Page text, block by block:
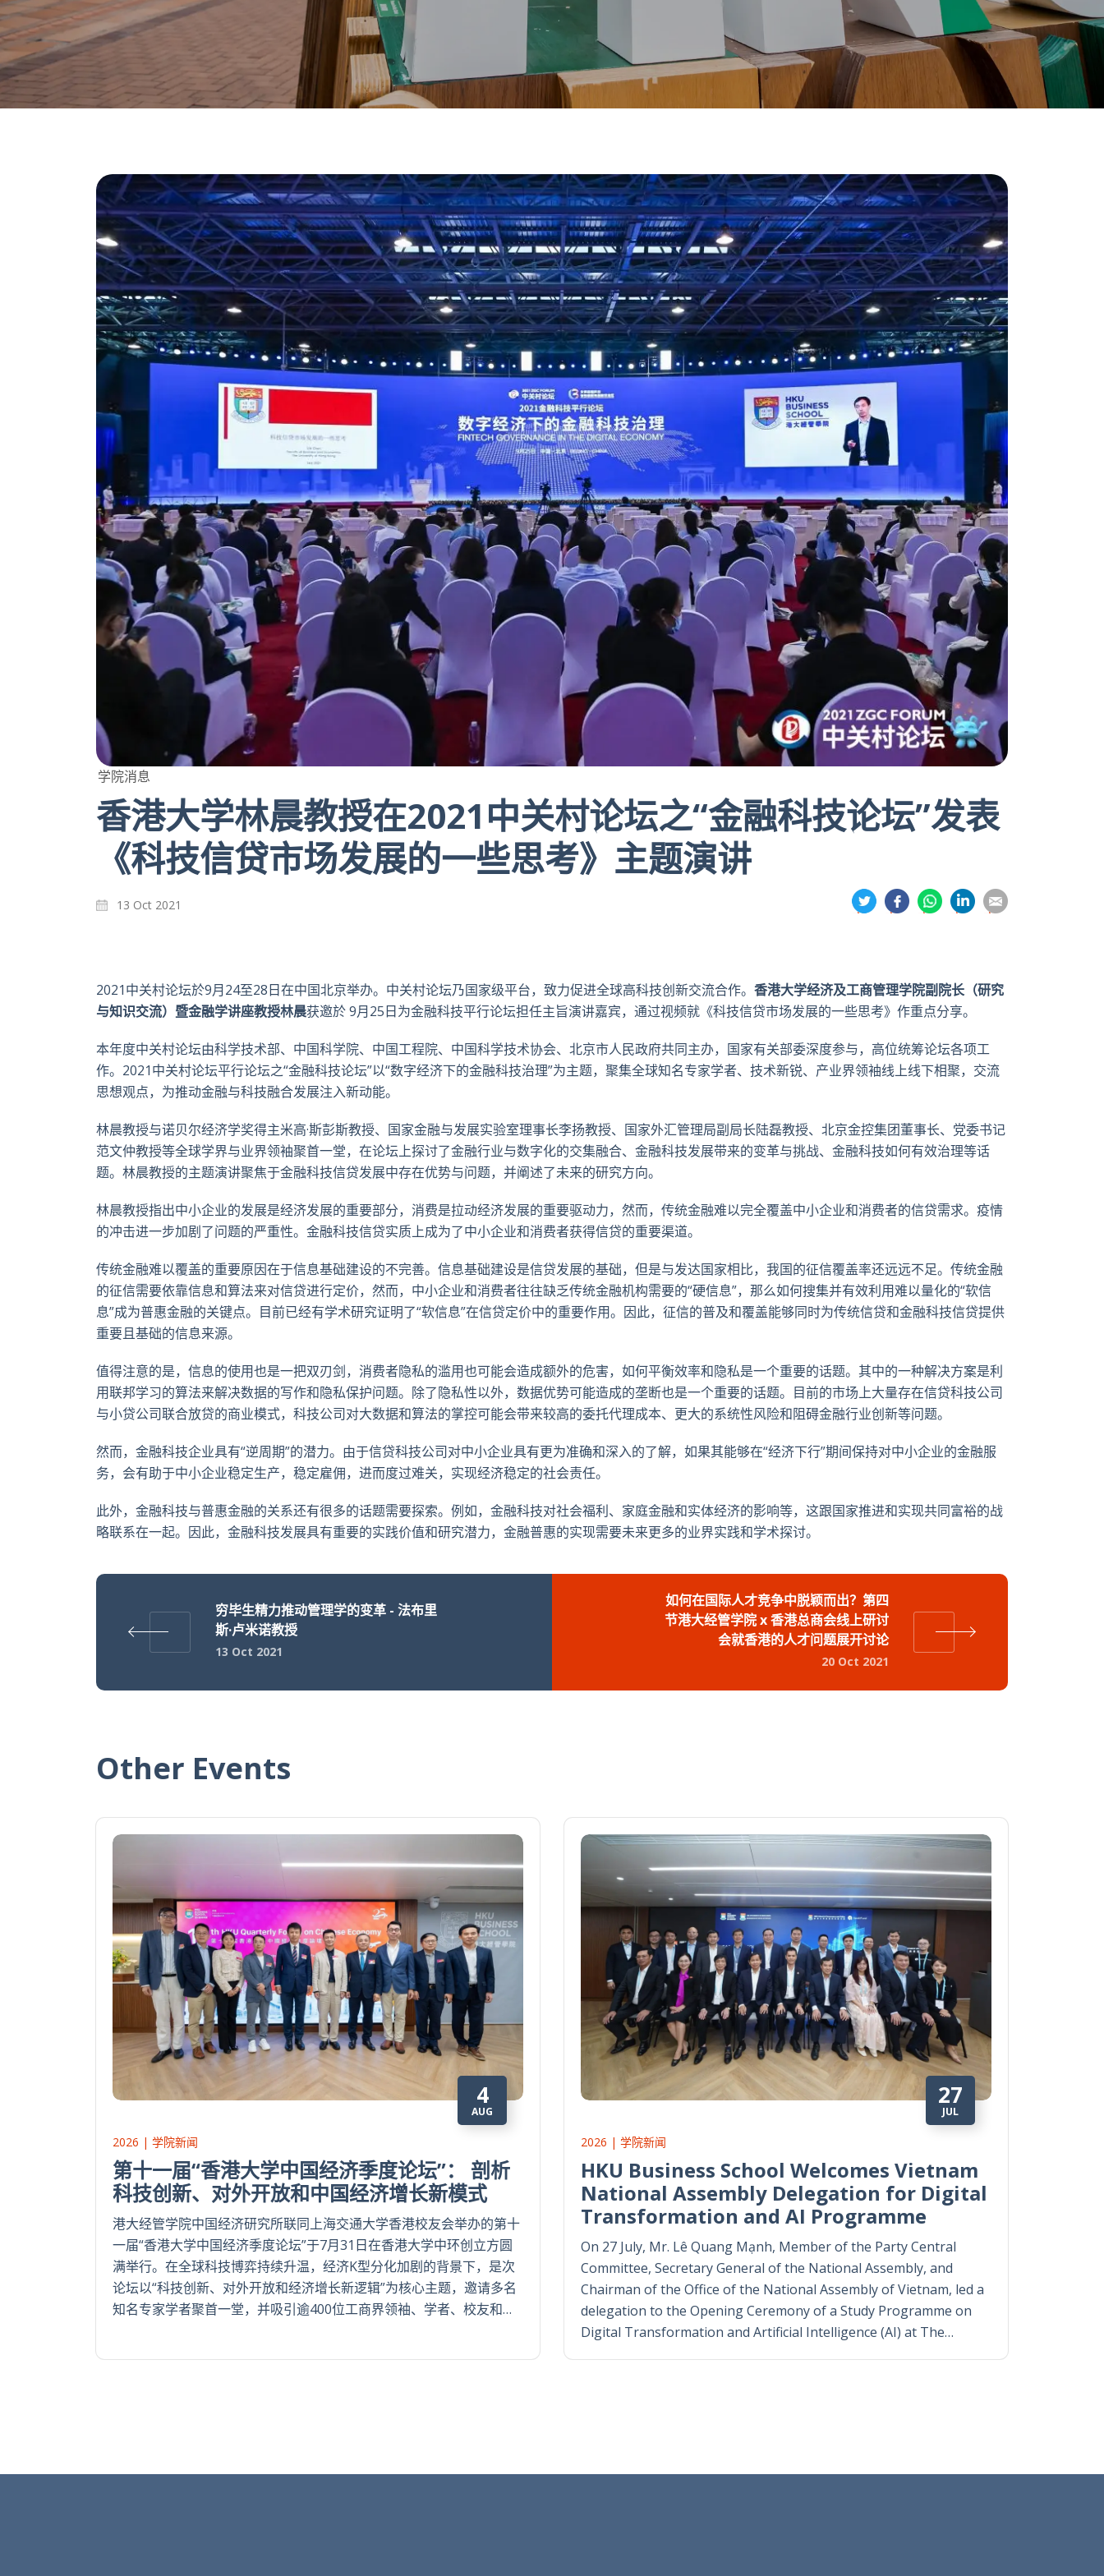
学院消息
香港大学林晨教授在2021中关村论坛之“金融科技论坛”发表
《科技信贷市场发展的一些思考》主题演讲
13 Oct 2021
分
享
分
享
分
享
享
享
2021中关村论坛於9月24至28日在中国北京举办。中关村论坛乃国家级平台，致力促进全球高科技创新交流合作。 香港大学经济及工商管理学院副院长（研究
与知识交流）暨金融学讲座教授林晨获邀於 9月25日为金融科技平行论坛担任主旨演讲嘉宾，通过视频就《科技信贷市场发展的一些思考》作重点分享。
本年度中关村论坛由科学技术部、中国科学院、中国工程院、中国科学技术协会、北京市人民政府共同主办，国家有关部委深度参与，高位统筹论坛各项工
作。2021中关村论坛平行论坛之“金融科技论坛”以“数字经济下的金融科技治理”为主题，聚集全球知名专家学者、技术新锐、产业界领袖线上线下相聚，交流
思想观点，为推动金融与科技融合发展注入新动能。
林晨教授与诺贝尔经济学奖得主米高·斯彭斯教授、国家金融与发展实验室理事长李扬教授、国家外汇管理局副局长陆磊教授、北京金控集团董事长、党委书记
范文仲教授等全球学界与业界领袖聚首一堂，在论坛上探讨了金融行业与数字化的交集融合、金融科技发展带来的变革与挑战、金融科技如何有效治理等话
题。林晨教授的主题演讲聚焦于金融科技信贷发展中存在优势与问题，并阐述了未来的研究方向。
林晨教授指出中小企业的发展是经济发展的重要部分，消费是拉动经济发展的重要驱动力，然而，传统金融难以完全覆盖中小企业和消费者的信贷需求。疫情
的冲击进一步加剧了问题的严重性。金融科技信贷实质上成为了中小企业和消费者获得信贷的重要渠道。
传统金融难以覆盖的重要原因在于信息基础建设的不完善。信息基础建设是信贷发展的基础，但是与发达国家相比，我国的征信覆盖率还远远不足。传统金融
的征信需要依靠信息和算法来对信贷进行定价，然而，中小企业和消费者往往缺乏传统金融机构需要的“硬信息”，那么如何搜集并有效利用难以量化的“软信
息”成为普惠金融的关键点。目前已经有学术研究证明了“软信息”在信贷定价中的重要作用。因此，征信的普及和覆盖能够同时为传统信贷和金融科技信贷提供
重要且基础的信息来源。
值得注意的是，信息的使用也是一把双刃剑，消费者隐私的滥用也可能会造成额外的危害，如何平衡效率和隐私是一个重要的话题。其中的一种解决方案是利
用联邦学习的算法来解决数据的写作和隐私保护问题。除了隐私性以外，数据优势可能造成的垄断也是一个重要的话题。目前的市场上大量存在信贷科技公司
与小贷公司联合放贷的商业模式，科技公司对大数据和算法的掌控可能会带来较高的委托代理成本、更大的系统性风险和阻碍金融行业创新等问题。
然而，金融科技企业具有“逆周期”的潜力。由于信贷科技公司对中小企业具有更为准确和深入的了解，如果其能够在“经济下行”期间保持对中小企业的金融服
务，会有助于中小企业稳定生产，稳定雇佣，进而度过难关，实现经济稳定的社会责任。
此外，金融科技与普惠金融的关系还有很多的话题需要探索。例如，金融科技对社会福利、家庭金融和实体经济的影响等，这跟国家推进和实现共同富裕的战
略联系在一起。因此，金融科技发展具有重要的实践价值和研究潜力，金融普惠的实现需要未来更多的业界实践和学术探讨。
穷毕生精力推动管理学的变革 - 法布里
斯·卢米诺教授
13 Oct 2021
如何在国际人才竞争中脱颖而出？第四
节港大经管学院 x 香港总商会线上研讨
会就香港的人才问题展开讨论
20 Oct 2021
Other Events
4
AUG
2026 | 学院新闻
第十一届“香港大学中国经济季度论坛”： 剖析
科技创新、对外开放和中国经济增长新模式
港大经管学院中国经济研究所联同上海交通大学香港校友会举办的第十
一届“香港大学中国经济季度论坛”于7月31日在香港大学中环创立方圆
满举行。在全球科技博弈持续升温，经济K型分化加剧的背景下，是次
论坛以“科技创新、对外开放和经济增长新逻辑”为核心主题，邀请多名
知名专家学者聚首一堂，并吸引逾400位工商界领袖、学者、校友和…
27
JUL
2026 | 学院新闻
HKU Business School Welcomes Vietnam
National Assembly Delegation for Digital
Transformation and AI Programme
On 27 July, Mr. Lê Quang Mạnh, Member of the Party Central
Committee, Secretary General of the National Assembly, and
Chairman of the Office of the National Assembly of Vietnam, led a
delegation to the Opening Ceremony of a Study Programme on
Digital Transformation and Artificial Intelligence (AI) at The…